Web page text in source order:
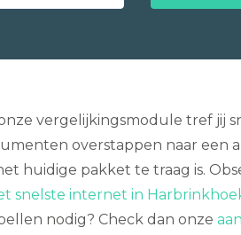
vergelijkingsmodule tref jij
overstappen naar een
huidige pakket te traag is.
snelste internet in
nodig? Check dan onze